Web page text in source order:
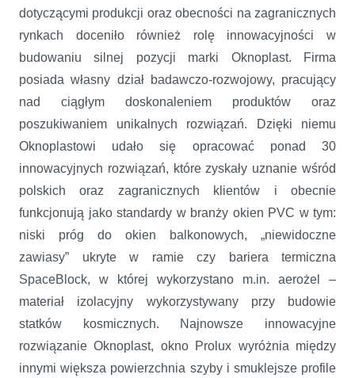
dotyczącymi produkcji oraz obecności na zagranicznych
rynkach doceniło również rolę innowacyjności w
budowaniu silnej pozycji marki Oknoplast. Firma
posiada własny dział badawczo-rozwojowy, pracujący
nad ciągłym doskonaleniem produktów oraz
poszukiwaniem unikalnych rozwiązań. Dzięki niemu
Oknoplastowi udało się opracować ponad 30
innowacyjnych rozwiązań, które zyskały uznanie wśród
polskich oraz zagranicznych klientów i obecnie
funkcjonują jako standardy w branży okien PVC w tym:
niski próg do okien balkonowych, „niewidoczne
zawiasy” ukryte w ramie czy bariera termiczna
SpaceBlock, w której wykorzystano m.in. aerożel –
materiał izolacyjny wykorzystywany przy budowie
statków kosmicznych. Najnowsze innowacyjne
rozwiązanie Oknoplast, okno Prolux wyróżnia między
innymi większa powierzchnia szyby i smuklejsze profile